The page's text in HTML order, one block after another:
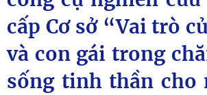
cấp Cơ sở “Vai trò
và con gái trong
sống tinh thần cho